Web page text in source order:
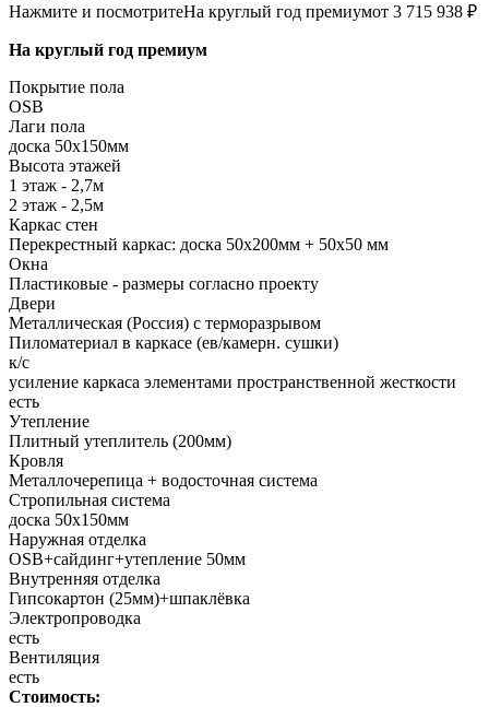
Нажмите и посмотритеНа круглый год премиумот 3 715 938 ₽
На круглый год премиум
Покрытие пола
ОSB
Лаги пола
доска 50х150мм
Высота этажей
1 этаж - 2,7м
2 этаж - 2,5м
Каркас стен
Перекрестный каркас: доска 50х200мм + 50х50 мм
Окна
Пластиковые - размеры согласно проекту
Двери
Металлическая (Россия) с терморазрывом
Пиломатериал в каркасе (ев/камерн. сушки)
к/с
усиление каркаса элементами пространственной жесткости
есть
Утепление
Плитный утеплитель (200мм)
Кровля
Металлочерепица + водосточная система
Стропильная система
доска 50х150мм
Наружная отделка
OSB+cайдинг+утепление 50мм
Внутренняя отделка
Гипсокартон (25мм)+шпаклёвка
Электропроводка
есть
Вентиляция
есть
Стоимость: